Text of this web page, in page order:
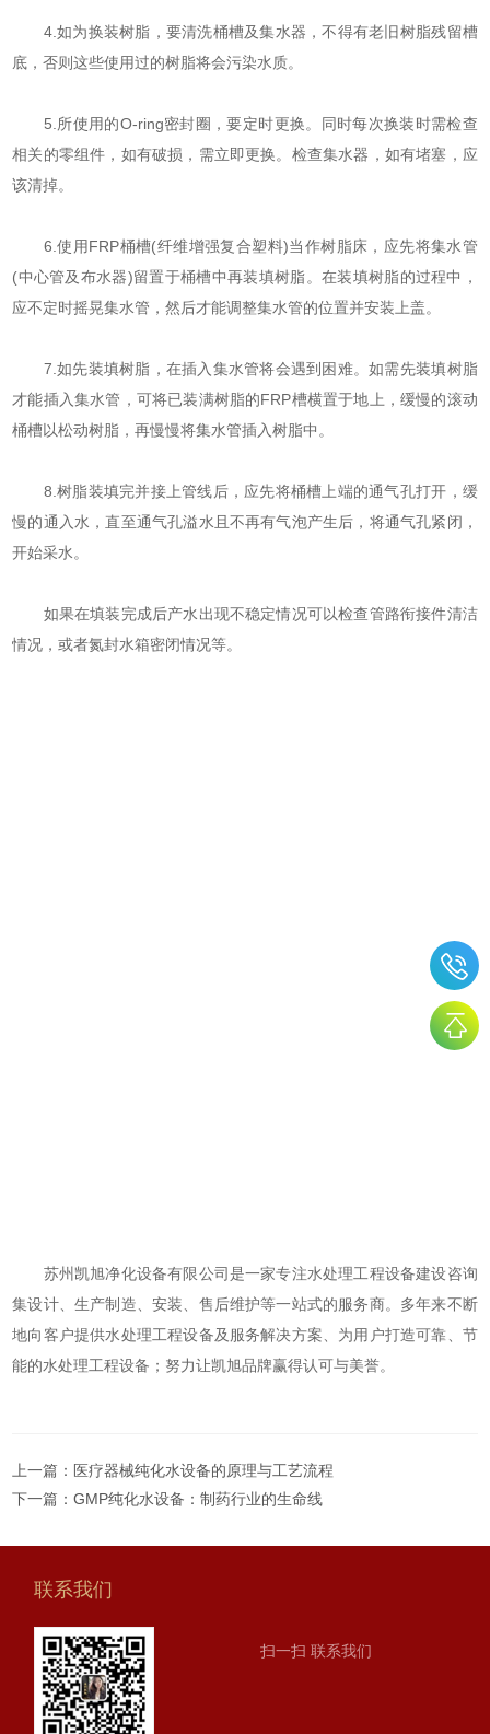
4.如为换装树脂，要清洗桶槽及集水器，不得有老旧树脂残留槽
底，否则这些使用过的树脂将会污染水质。
5.所使用的O-ring密封圈，要定时更换。同时每次换装时需检查
相关的零组件，如有破损，需立即更换。检查集水器，如有堵塞，应
该清掉。
6.使用FRP桶槽(纤维增强复合塑料)当作树脂床，应先将集水管
(中心管及布水器)留置于桶槽中再装填树脂。在装填树脂的过程中，
应不定时摇晃集水管，然后才能调整集水管的位置并安装上盖。
7.如先装填树脂，在插入集水管将会遇到困难。如需先装填树脂
才能插入集水管，可将已装满树脂的FRP槽横置于地上，缓慢的滚动
桶槽以松动树脂，再慢慢将集水管插入树脂中。
8.树脂装填完并接上管线后，应先将桶槽上端的通气孔打开，缓
慢的通入水，直至通气孔溢水且不再有气泡产生后，将通气孔紧闭，
开始采水。
如果在填装完成后产水出现不稳定情况可以检查管路衔接件清洁
情况，或者氮封水箱密闭情况等。
苏州凯旭净化设备有限公司是一家专注水处理工程设备建设咨询
集设计、生产制造、安装、售后维护等一站式的服务商。多年来不断
地向客户提供水处理工程设备及服务解决方案、为用户打造可靠、节
能的水处理工程设备；努力让凯旭品牌赢得认可与美誉。
上一篇： 医疗器械纯化水设备的原理与工艺流程
下一篇：GMP纯化水设备：制药行业的生命线
联系我们
扫一扫 联系我们